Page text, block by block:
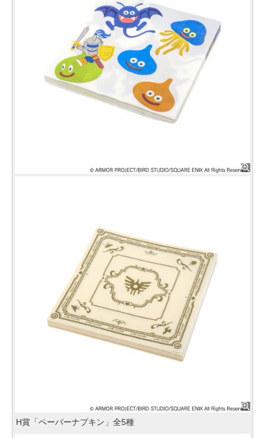
H賞「ペーパーナプキン」全5種